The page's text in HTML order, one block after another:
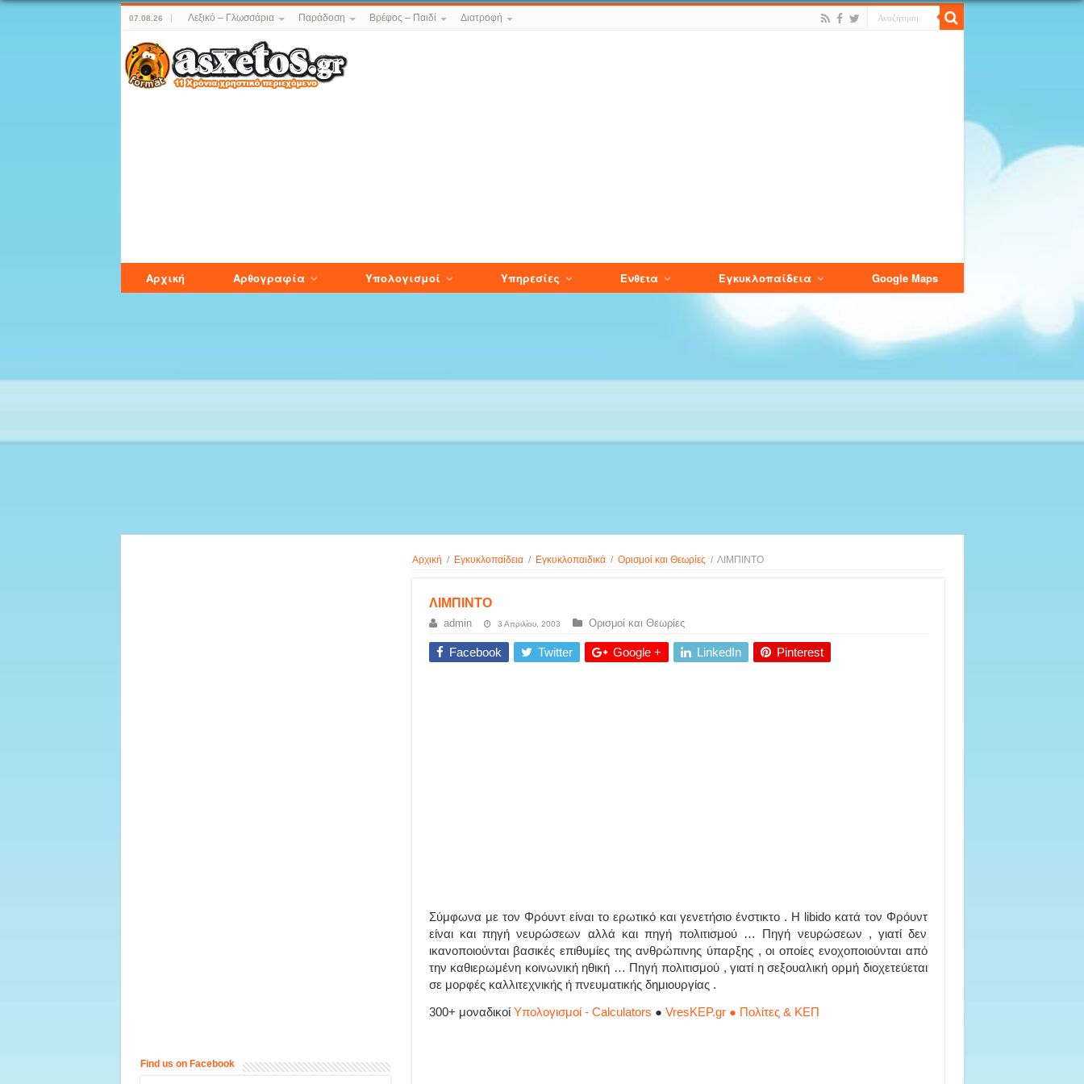
07.08.26 Λεξικό – Γλωσσάρια Παράδοση Βρέφος – Παιδί Διατροφή
Αρχική Αρθογραφία Υπολογισμοί Υπηρεσίες Ενθετα Εγκυκλοπαίδεια Google Maps
Αρχική / Εγκυκλοπαίδεια / Εγκυκλοπαιδικά / Ορισμοί και Θεωρίες / ΛΙΜΠΙΝΤΟ
ΛΙΜΠΙΝΤΟ
admin 3 Απριλίου, 2003 Ορισμοί και Θεωρίες
Facebook Twitter Google + LinkedIn Pinterest
Σύμφωνα με τον Φρόυντ είναι το ερωτικό και γενετήσιο ένστικτο . Η libido κατά τον Φρόυντ
είναι και πηγή νευρώσεων αλλά και πηγή πολιτισμού … Πηγή νευρώσεων , γιατί δεν
ικανοποιούνται βασικές επιθυμίες της ανθρώπινης ύπαρξης , οι οποίες ενοχοποιούνται από
την καθιερωμένη κοινωνική ηθική … Πηγή πολιτισμού , γιατί η σεξουαλική ορμή διοχετεύεται
σε μορφές καλλιτεχνικής ή πνευματικής δημιουργίας .
300+ μοναδικοί Υπολογισμοί - Calculators ● VresKEP.gr ● Πολίτες & ΚΕΠ
Find us on Facebook